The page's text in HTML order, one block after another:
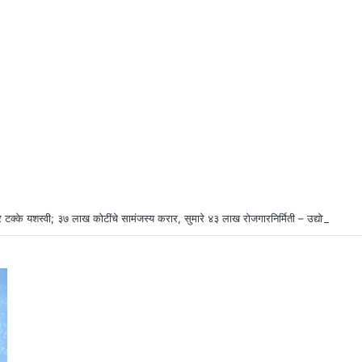
टक्के यशस्वी; ३७ लाख कोटींचे सामंजस्य करार, सुमारे ४३ लाख रोजगारनिर्मिती – उद्योगमंत्री